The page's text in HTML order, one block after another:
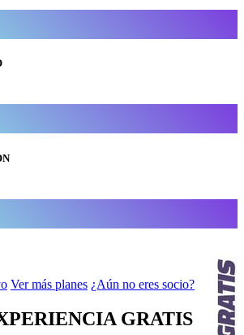
Ver más planes ¿Aún no eres socio?
GRATIS